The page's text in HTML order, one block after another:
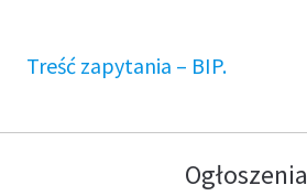
Treść zapytania – BIP.
Ogłoszenia